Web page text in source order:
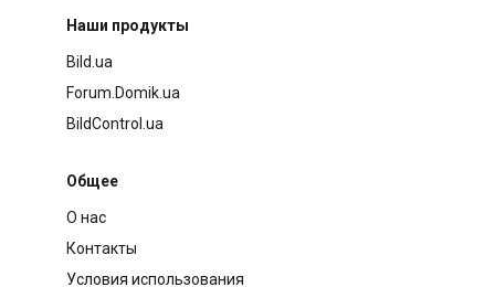
Наши продукты
Bild.ua
Forum.Domik.ua
BildControl.ua
Общее
О нас
Контакты
Условия использования